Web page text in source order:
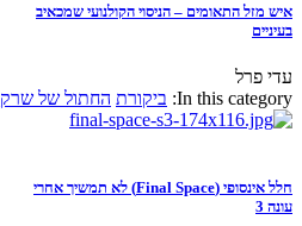
איש מזל התאומים – הניסוי הקולנועי שמכאיב
בעיניים
עדי פרל
In this category: ביקורת החתול של שרק 2: משאלה אחת ודי
חלל אינסופי (Final Space) לא תמשיך אחרי
עונה 3